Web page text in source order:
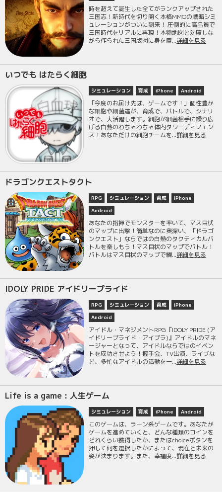
時を超えて誕生した全てがランクアップされた
三国志！新時代を切り開く本格MMOの戦略シミ
ュレーションがついに到来！ 圧倒的に高品質で
三国時代をリアルに再現！本物地図と対照しな
がら作られた三国版図に身を置...詳細を見る
いつでも はたらく細胞
シミュレーション 育成 iPhone Android
「今度のお届け先は、ゲームです！」個性豊か
な細胞や細菌達が、育成で、バトルで、シナリ
オで、大活躍します。細胞が細菌相手に繰り広
げる白熱のわちゃわちゃ体内タワーディフェン
ス！あなただけの細胞チームを...詳細を見る
ドラゴンクエストタクト
RPG シミュレーション 育成
iPhone
Android
あなたの指揮でモンスターを率いて、マス目状
のマップに出撃！簡単なのに奥深い、「ドラゴ
ンクエスト」ならではの白熱のタクティカルバ
トルを楽しもう！マス目状のマップでバトル！
バトルはマス目状のマップで繰...詳細を見る
IDOLY PRIDE アイドリープライド
RPG シミュレーション 育成
iPhone
Android
アイドル・マネジメントRPG『IDOLY PRIDE (ア
イドリープライド・アイプラ)』アイドルのマネ
ージャーとなって、アイドルならではのイベン
トを成功させよう！握手会、TV出演、ライブな
ど、多忙なアイドルの活動を一...詳細を見る
Life is a game : 人生ゲーム
シミュレーション 育成 iPhone Android
このゲームは、ラーン系ゲームです。あなたが
ゲームを進めていくと、どんな種類のコインを
どれくらい獲得したか、またはchoiceボタンを
押して何を選択したかによって、現在と未来の
姿が決まります。また、幸福度...詳細を見る